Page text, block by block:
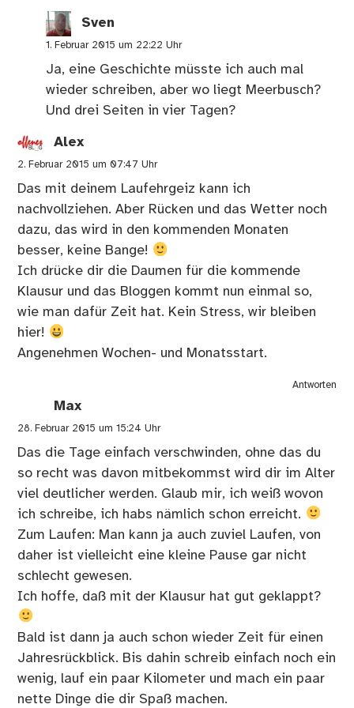
Sven
1. Februar 2015 um 22:22 Uhr
Ja, eine Geschichte müsste ich auch mal
wieder schreiben, aber wo liegt Meerbusch?
Und drei Seiten in vier Tagen?
Alex
2. Februar 2015 um 07:47 Uhr
Das mit deinem Laufehrgeiz kann ich
nachvollziehen. Aber Rücken und das Wetter noch
dazu, das wird in den kommenden Monaten
besser, keine Bange!
Ich drücke dir die Daumen für die kommende
Klausur und das Bloggen kommt nun einmal so,
wie man dafür Zeit hat. Kein Stress, wir bleiben
hier!
Angenehmen Wochen- und Monatsstart.
Antworten
Max
28. Februar 2015 um 15:24 Uhr
Das die Tage einfach verschwinden, ohne das du
so recht was davon mitbekommst wird dir im Alter
viel deutlicher werden. Glaub mir, ich weiß wovon
ich schreibe, ich habs nämlich schon erreicht.
Zum Laufen: Man kann ja auch zuviel Laufen, von
daher ist vielleicht eine kleine Pause gar nicht
schlecht gewesen.
Ich hoffe, daß mit der Klausur hat gut geklappt?
Bald ist dann ja auch schon wieder Zeit für einen
Jahresrückblick. Bis dahin schreib einfach noch ein
wenig, lauf ein paar Kilometer und mach ein paar
nette Dinge die dir Spaß machen.